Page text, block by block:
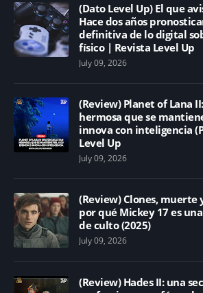
(Dato Level Up) El que
Hace dos años
definitiva de lo digital
físico | Revista Level Up
July 09, 2026
(Review) Planet of Lana
hermosa que se
innova con inteligencia
Level Up
July 09, 2026
(Review) Clones, muerte
por qué Mickey 17 es
de culto (2025)
July 09, 2026
(Review) Hades II: una